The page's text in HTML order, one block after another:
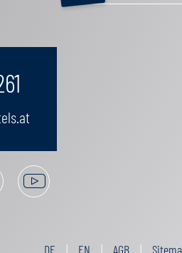
DE EN AGB